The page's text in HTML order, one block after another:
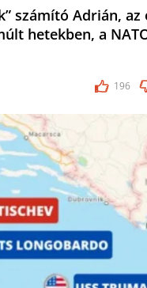
számító Adrián, az
hetekben, a
196